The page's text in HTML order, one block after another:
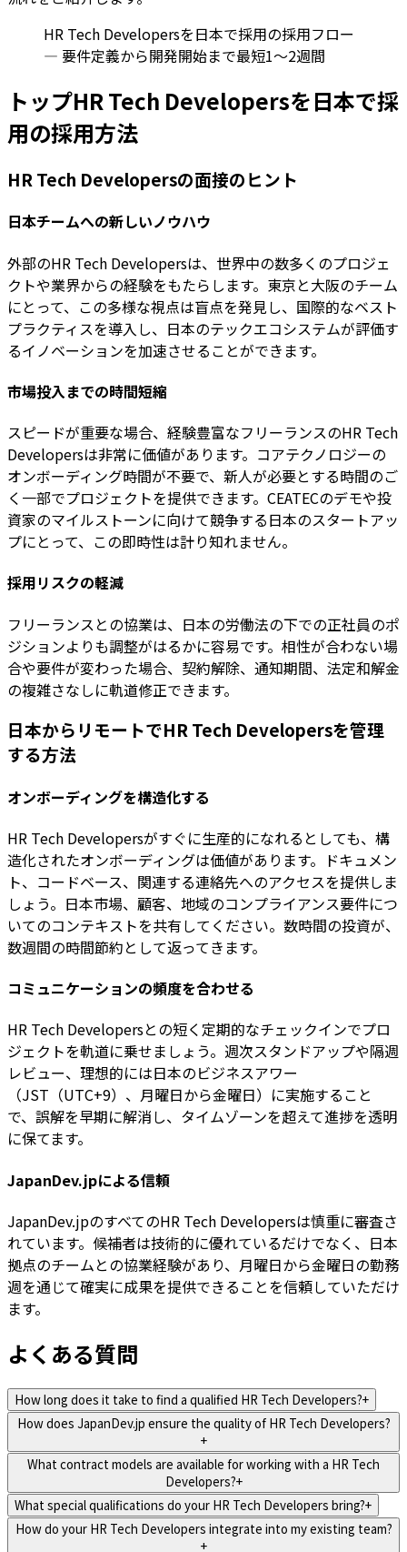
HR Tech Developersを日本で採用の採用フロー
— 要件定義から開発開始まで最短1〜2週間
トップHR Tech Developersを日本で採
用の採用方法
HR Tech Developersの面接のヒント
日本チームへの新しいノウハウ
外部のHR Tech Developersは、世界中の数多くのプロジェ
クトや業界からの経験をもたらします。東京と大阪のチーム
にとって、この多様な視点は盲点を発見し、国際的なベスト
プラクティスを導入し、日本のテックエコシステムが評価す
るイノベーションを加速させることができます。
市場投入までの時間短縮
スピードが重要な場合、経験豊富なフリーランスのHR Tech
Developersは非常に価値があります。コアテクノロジーの
オンボーディング時間が不要で、新人が必要とする時間のご
く一部でプロジェクトを提供できます。CEATECのデモや投
資家のマイルストーンに向けて競争する日本のスタートアッ
プにとって、この即時性は計り知れません。
採用リスクの軽減
フリーランスとの協業は、日本の労働法の下での正社員のポ
ジションよりも調整がはるかに容易です。相性が合わない場
合や要件が変わった場合、契約解除、通知期間、法定和解金
の複雑さなしに軌道修正できます。
日本からリモートでHR Tech Developersを管理
する方法
オンボーディングを構造化する
HR Tech Developersがすぐに生産的になれるとしても、構
造化されたオンボーディングは価値があります。ドキュメン
ト、コードベース、関連する連絡先へのアクセスを提供しま
しょう。日本市場、顧客、地域のコンプライアンス要件につ
いてのコンテキストを共有してください。数時間の投資が、
数週間の時間節約として返ってきます。
コミュニケーションの頻度を合わせる
HR Tech Developersとの短く定期的なチェックインでプロ
ジェクトを軌道に乗せましょう。週次スタンドアップや隔週
レビュー、理想的には日本のビジネスアワー
（JST（UTC+9）、月曜日から金曜日）に実施すること
で、誤解を早期に解消し、タイムゾーンを超えて進捗を透明
に保てます。
JapanDev.jpによる信頼
JapanDev.jpのすべてのHR Tech Developersは慎重に審査さ
れています。候補者は技術的に優れているだけでなく、日本
拠点のチームとの協業経験があり、月曜日から金曜日の勤務
週を通じて確実に成果を提供できることを信頼していただけ
ます。
よくある質問
How long does it take to find a qualified HR Tech Developers?+
How does JapanDev.jp ensure the quality of HR Tech Developers?
+
What contract models are available for working with a HR Tech
Developers?+
What special qualifications do your HR Tech Developers bring?+
How do your HR Tech Developers integrate into my existing team?
+